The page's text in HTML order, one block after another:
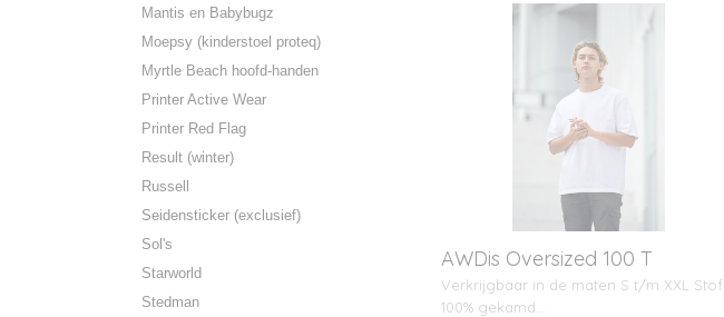
Mantis en Babybugz
Moepsy (kinderstoel proteq)
Myrtle Beach hoofd-handen
Printer Active Wear
Printer Red Flag
Result (winter)
Russell
Seidensticker (exclusief)
Sol's
Starworld
Stedman
AWDis Oversized 100 T
Verkrijgbaar in de maten S t/m XXL Stof:
100% gekamd…